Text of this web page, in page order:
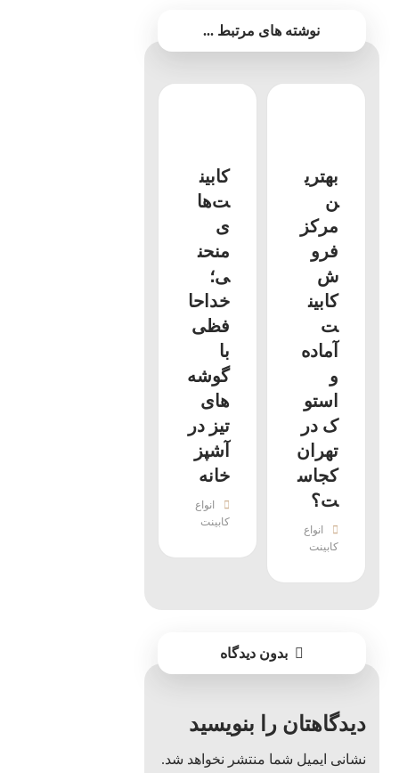
نوشته های مرتبط ...
بهتری
ن
مرکز
فرو
ش
کابین
ت
آماده
و
استو
ک در
تهران
کجاس
ت؟
انواع
کابینت
کابین
ت‌ها
ی
منحن
ی؛
خداحا
فظی
با
گوشه‌
های
تیز در
آشپز
خانه
انواع
کابینت
بدون دیدگاه
دیدگاهتان را بنویسید
نشانی ایمیل شما منتشر نخواهد شد.